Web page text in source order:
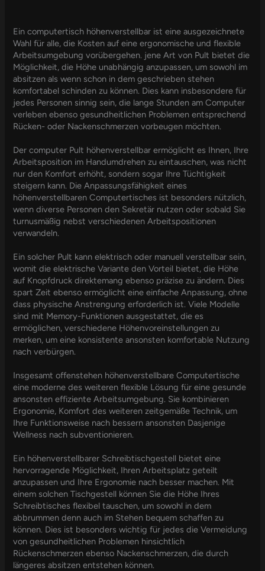
Ein computertisch höhenverstellbar ist eine ausgezeichnete
Wahl für alle, die Kosten auf eine ergonomische und flexible
Arbeitsumgebung vorübergehen. jene Art von Pult bietet die
Möglichkeit, die Höhe unabhängig anzupassen, um sowohl im
absitzen als wenn schon in dem geschrieben stehen
komfortabel schinden zu können. Dies kann insbesondere für
jedes Personen sinnig sein, die lange Stunden am Computer
verleben ebenso gesundheitlichen Problemen entsprechend
Rücken- oder Nackenschmerzen vorbeugen möchten.
Der computer Pult höhenverstellbar ermöglicht es Ihnen, Ihre
Arbeitsposition im Handumdrehen zu eintauschen, was nicht
nur den Komfort erhöht, sondern sogar Ihre Tüchtigkeit
steigern kann. Die Anpassungsfähigkeit eines
höhenverstellbaren Computertisches ist besonders nützlich,
wenn diverse Personen den Sekretär nutzen oder sobald Sie
turnusmäßig nebst verschiedenen Arbeitspositionen
verwandeln.
Ein solcher Pult kann elektrisch oder manuell verstellbar sein,
womit die elektrische Variante den Vorteil bietet, die Höhe
auf Knopfdruck direktemang ebenso präzise zu ändern. Dies
spart Zeit ebenso ermöglicht eine einfache Anpassung, ohne
dass physische Anstrengung erforderlich ist. Viele Modelle
sind mit Memory-Funktionen ausgestattet, die es
ermöglichen, verschiedene Höhenvoreinstellungen zu
merken, um eine konsistente ansonsten komfortable Nutzung
nach verbürgen.
Insgesamt offenstehen höhenverstellbare Computertische
eine moderne des weiteren flexible Lösung für eine gesunde
ansonsten effiziente Arbeitsumgebung. Sie kombinieren
Ergonomie, Komfort des weiteren zeitgemäße Technik, um
Ihre Funktionsweise nach bessern ansonsten Dasjenige
Wellness nach subventionieren.
Ein höhenverstellbarer Schreibtischgestell bietet eine
hervorragende Möglichkeit, Ihren Arbeitsplatz geteilt
anzupassen und Ihre Ergonomie nach besser machen. Mit
einem solchen Tischgestell können Sie die Höhe Ihres
Schreibtisches flexibel tauschen, um sowohl in dem
abbrummen denn auch im Stehen bequem schaffen zu
können. Dies ist besonders wichtig für jedes die Vermeidung
von gesundheitlichen Problemen hinsichtlich
Rückenschmerzen ebenso Nackenschmerzen, die durch
längeres absitzen entstehen können.